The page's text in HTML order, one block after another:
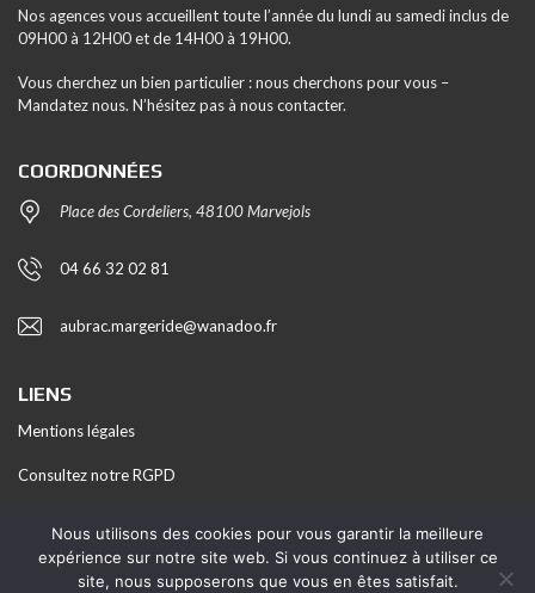
Nos agences vous accueillent toute l’année du lundi au samedi inclus de
09H00 à 12H00 et de 14H00 à 19H00.
Vous cherchez un bien particulier : nous cherchons pour vous –
Mandatez nous. N’hésitez pas à nous contacter.
COORDONNÉES
Place des Cordeliers, 48100 Marvejols
04 66 32 02 81
aubrac.margeride@wanadoo.fr
LIENS
Mentions légales
Consultez notre RGPD
Nous utilisons des cookies pour vous garantir la meilleure
expérience sur notre site web. Si vous continuez à utiliser ce
site, nous supposerons que vous en êtes satisfait.